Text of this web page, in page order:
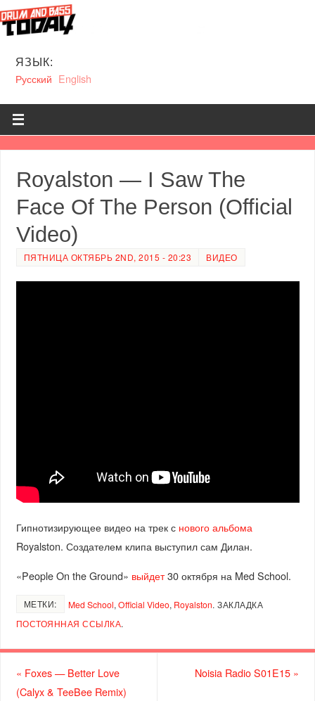
ЯЗЫК:
Русский English
Royalston — I Saw The
Face Of The Person (Official
Video)
ПЯТНИЦА ОКТЯБРЬ 2ND, 2015 - 20:23 ВИДЕО
Гипнотизирующее видео на трек с нового альбома
Royalston. Создателем клипа выступил сам Дилан.
«People On the Ground» выйдет30 октября на Med School.
МЕТКИ: Med School, Official Video, Royalston. ЗАКЛАДКА
ПОСТОЯННАЯ ССЫЛКА.
« Foxes — Better Love
(Calyx & TeeBee Remix)
Noisia Radio S01E15 »